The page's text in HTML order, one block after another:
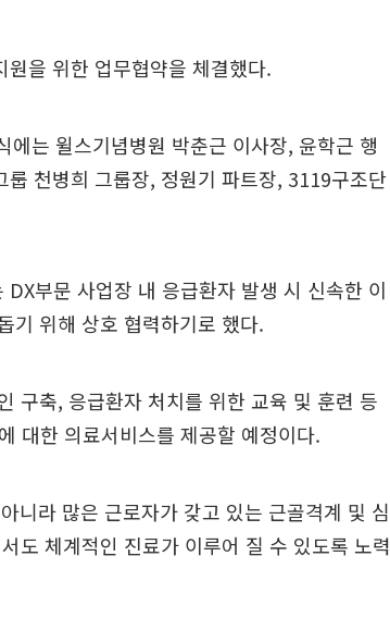
을 위한 업무협약을 체결했다.
는 윌스기념병원 박춘근 이사장, 윤학근 행
천병희 그룹장, 정원기 파트장, 3119구조단
부문 사업장 내 응급환자 발생 시 신속한 이
기 위해 상호 협력하기로 했다.
구축, 응급환자 처치를 위한 교육 및 훈련 등
대한 의료서비스를 제공할 예정이다.
니라 많은 근로자가 갖고 있는 근골격계 및 심
도 체계적인 진료가 이루어 질 수 있도록 노력